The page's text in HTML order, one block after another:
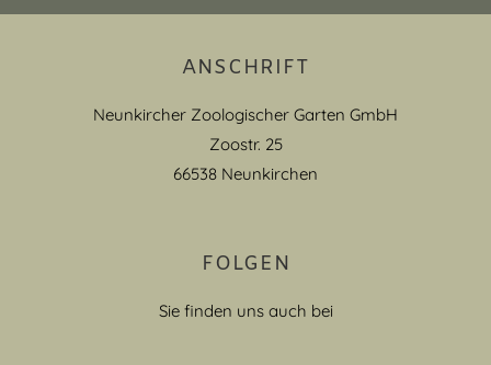
ANSCHRIFT
Neunkircher Zoologischer Garten GmbH
Zoostr. 25
66538 Neunkirchen
FOLGEN
Sie finden uns auch bei